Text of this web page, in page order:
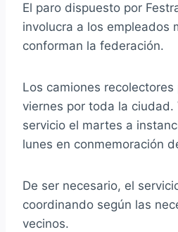
El paro dispuesto por
involucra a los empleados
conforman la federación.
Los camiones recolectores
viernes por toda la ciudad.
servicio el martes a
lunes en conmemoración
De ser necesario, el
coordinando según las
vecinos.